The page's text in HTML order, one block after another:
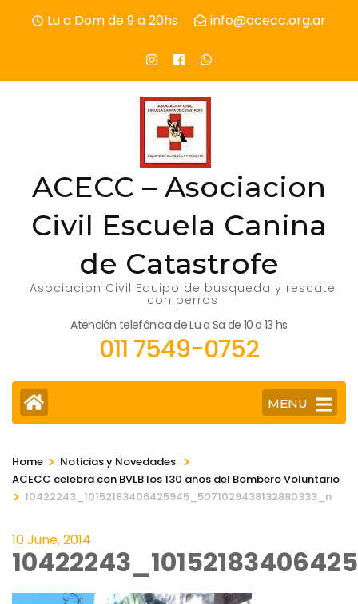
(Press
Lu a Dom de 9 a 20hs info@acecc.org.ar
ACECC – Asociacion
Civil Escuela Canina
de Catastrofe
Asociacion Civil Equipo de busqueda y rescate
con perros
Atención telefónica de Lu a Sa de 10 a 13 hs
011 7549-0752
MENU
Home > Noticias y Novedades >
ACECC celebra con BVLB los 130 años del Bombero Voluntario
> 10422243_10152183406425945_5071029438132880333_n
10 June, 2014